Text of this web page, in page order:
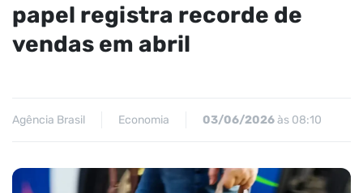
papel registra recorde de
vendas em abril
Agência Brasil Economia 03/06/2026às 08:10